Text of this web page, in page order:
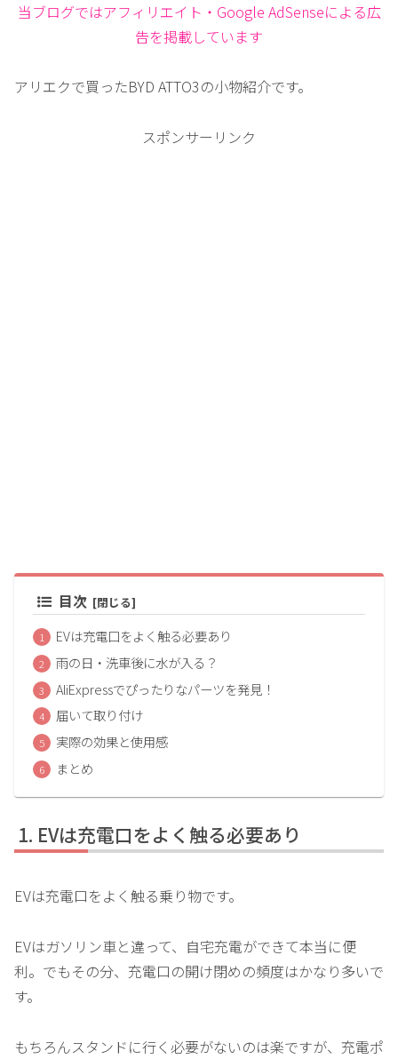
当ブログではアフィリエイト・Google AdSenseによる広
告を掲載しています
アリエクで買ったBYD ATTO3の小物紹介です。
スポンサーリンク
目次
EVは充電口をよく触る必要あり
雨の日・洗車後に水が入る？
AliExpressでぴったりなパーツを発見！
届いて取り付け
実際の効果と使用感
まとめ
EVは充電口をよく触る必要あり
EVは充電口をよく触る乗り物です。
EVはガソリン車と違って、自宅充電ができて本当に便
利。でもその分、充電口の開け閉めの頻度はかなり多いで
す。
もちろんスタンドに行く必要がないのは楽ですが、充電ポ